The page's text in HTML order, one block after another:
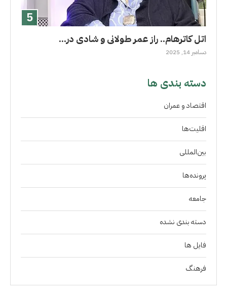
اتل کاترهام.. راز عمر طولانى و شادی در...
دسامبر 14, 2025
دسته بندی ها
اقتصاد و عمران
اقلیت‌ها
بین‌المللی
پرونده‌ها
جامعه
دسته بندی نشده
فايل ها
فرهنگ